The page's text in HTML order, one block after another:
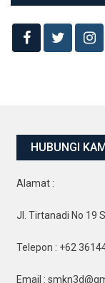
HUBUNGI
Alamat :
Jl. Tirtanadi No 19
Telepon : +62
Email :